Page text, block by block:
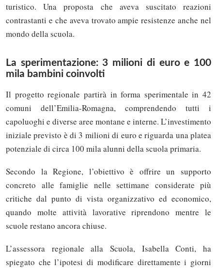
turistico. Una proposta che aveva suscitato reazioni
contrastanti e che aveva trovato ampie resistenze anche nel
mondo della scuola.
La sperimentazione: 3 milioni di euro e 100
mila bambini coinvolti
Il progetto regionale partirà in forma sperimentale in 42
comuni dell’Emilia-Romagna, comprendendo tutti i
capoluoghi e diverse aree montane e interne. L’investimento
iniziale previsto è di 3 milioni di euro e riguarda una platea
potenziale di circa 100 mila alunni della scuola primaria.
Secondo la Regione, l’obiettivo è offrire un supporto
concreto alle famiglie nelle settimane considerate più
critiche dal punto di vista organizzativo ed economico,
quando molte attività lavorative riprendono mentre le
scuole restano ancora chiuse.
L’assessora regionale alla Scuola, Isabella Conti, ha
spiegato che l’ipotesi di modificare direttamente i giorni